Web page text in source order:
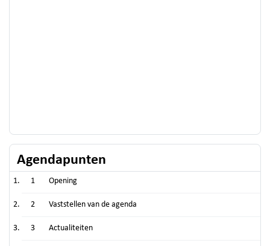
Agendapunten
1 Opening
2 Vaststellen van de agenda
3 Actualiteiten